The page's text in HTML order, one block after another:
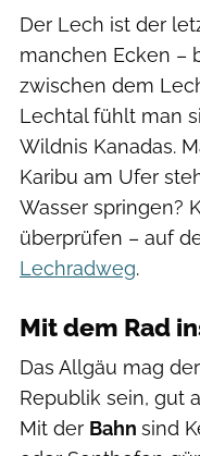
Der Lech ist der
manchen Ecken –
zwischen dem
Lechtal fühlt man
Wildnis Kanadas.
Karibu am Ufer
Wasser springen?
überprüfen – auf
Lechradweg.
Mit dem Rad
Das Allgäu mag
Republik sein, gut
Mit der Bahn sind